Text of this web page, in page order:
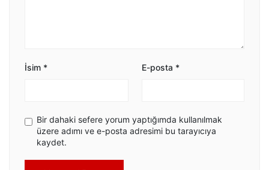
İsim * E-posta *
Bir dahaki sefere yorum yaptığımda kullanılmak
üzere adımı ve e-posta adresimi bu tarayıcıya
kaydet.